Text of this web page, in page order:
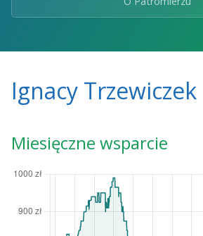
Ignacy Trzewiczek
Miesięczne wsparcie